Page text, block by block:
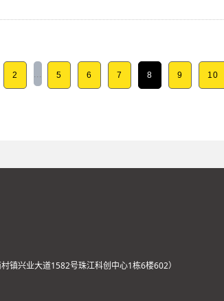
2 ... 5 6 7 8 9 10
镇兴业大道1582号珠江科创中心1栋6楼602）